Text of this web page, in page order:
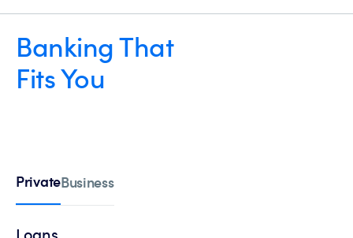
Banking That
Fits You
PrivateBusiness